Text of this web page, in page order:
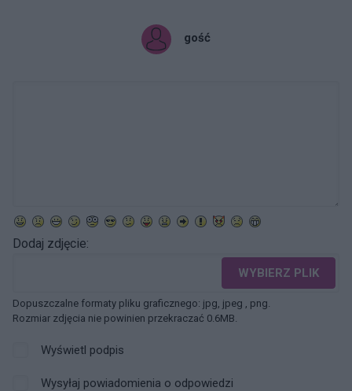
gość
Dodaj zdjęcie:
WYBIERZ PLIK
Dopuszczalne formaty pliku graficznego: jpg, jpeg , png.
Rozmiar zdjęcia nie powinien przekraczać 0.6MB.
Wyświetl podpis
Wysyłaj powiadomienia o odpowiedzi